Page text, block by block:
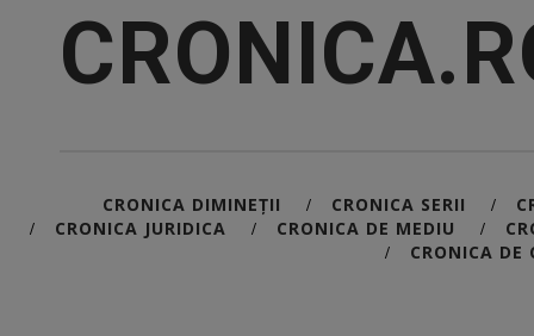
CRONICA DIMINEȚII / CRONICA SERII /
/ CRONICA JURIDICA / CRONICA DE MEDIU /
/ CRONICA DE